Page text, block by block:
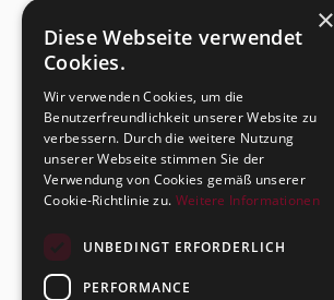
×
Diese Webseite verwendet
Cookies.
Wir verwenden Cookies, um die
Benutzerfreundlichkeit unserer Website zu
verbessern. Durch die weitere Nutzung
unserer Webseite stimmen Sie der
Verwendung von Cookies gemäß unserer
Cookie-Richtlinie zu. Weitere Informationen
UNBEDINGT ERFORDERLICH
PERFORMANCE